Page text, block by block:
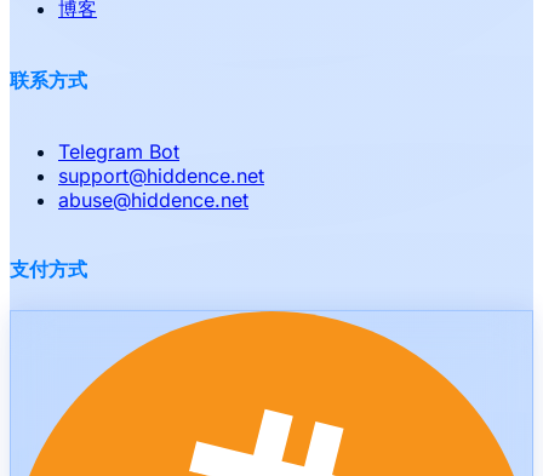
博客
联系方式
Telegram Bot
support@hiddence.net
abuse@hiddence.net
支付方式